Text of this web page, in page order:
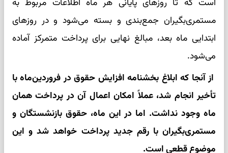
است که تا روزهای پایانی هر ماه اطلاعات مربوط به
مستمری‌بگیران جمع‌بندی و بسته می‌شود و در روزهای
ابتدایی ماه بعد، مبالغ نهایی برای پرداخت متمرکز آماده
می‌شود.
از آنجا که ابلاغ بخشنامه افزایش حقوق در فروردین‌ماه با
تأخیر انجام شد، عملاً امکان اعمال آن در پرداخت همان
ماه وجود نداشت. اما در این ماه، حقوق بازنشستگان و
مستمری‌بگیران با رقم جدید پرداخت خواهد شد و این
موضوع قطعی است.